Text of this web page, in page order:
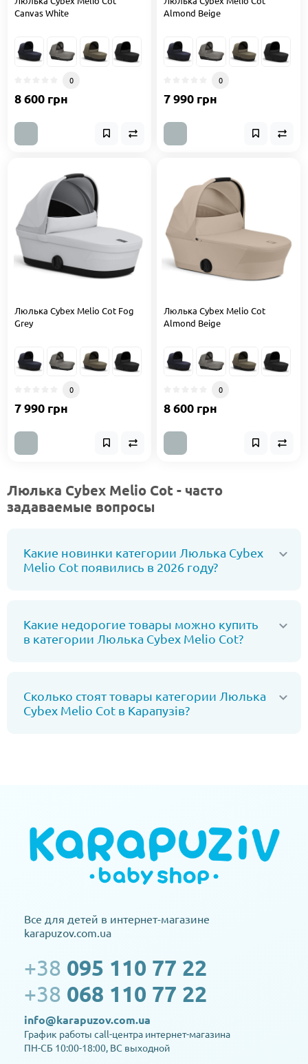
Canvas White
0
8 600 грн
Almond Beige
0
7 990 грн
Люлька Cybex Melio Cot Fog
Grey
0
7 990 грн
Люлька Cybex Melio Cot
Almond Beige
0
8 600 грн
Люлька Cybex Melio Сot - часто
задаваемые вопросы
Какие новинки категории Люлька Cybex
Melio Сot появились в 2026 году?
Какие недорогие товары можно купить
в категории Люлька Cybex Melio Сot?
Сколько стоят товары категории Люлька
Cybex Melio Сot в Карапузів?
Все для детей в интернет-магазине
karapuzov.com.ua
+38 095 110 77 22
+38 068 110 77 22
info@karapuzov.com.ua
График работы call-центра интернет-магазина
ПН-СБ 10:00-18:00, ВС выходной